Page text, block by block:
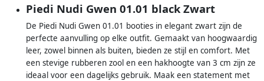
Piedi Nudi Gwen 01.01 black Zwart
De Piedi Nudi Gwen 01.01 booties in elegant zwart zijn de
perfecte aanvulling op elke outfit. Gemaakt van hoogwaardig
leer, zowel binnen als buiten, bieden ze stijl en comfort. Met
een stevige rubberen zool en een hakhoogte van 3 cm zijn ze
ideaal voor een dagelijks gebruik. Maak een statement met